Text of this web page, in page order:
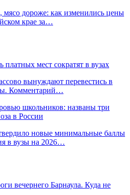
мясо дороже: как изменились цены
крае за…
мест сократят в вузах
вынуждают перевестись в
Комментарий…
школьников: названы три
в России
новые минимальные баллы
в вузы на 2026…
вечернего Барнаула. Куда не